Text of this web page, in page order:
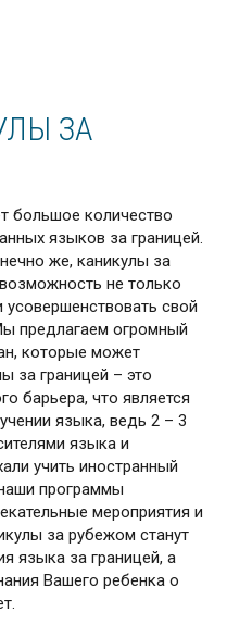
ЗА
большое количество
языков за границей.
же, каникулы за
не только
усовершенствовать свой
предлагаем огромный
которые может
за границей – это
барьера, что является
языка, ведь 2 – 3
языка и
учить иностранный
программы
мероприятия и
за рубежом станут
языка за границей, а
Вашего ребенка о